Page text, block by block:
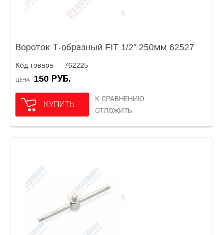
Вороток Т-образный FIT 1/2" 250мм 62527
Код товара — 762225
ЦЕНА 150 РУБ.
КУПИТЬ
К СРАВНЕНИЮ
ОТЛОЖИТЬ